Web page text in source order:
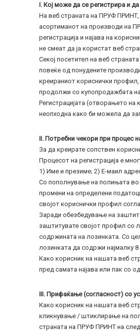
I. Кој може да се регистрира и
На веб страната на ПРУФ ПРИНТ,
асортиманот на производи на
регистрација и најава на
не смеат да ја користат веб
Секој посетител на веб
повеќе од понудените
креираниот кориснички
продолжи со купопродажбата
Регистрацијата (отворањето на
неопходна како би можела да
II. Потребни чекори при процес
За да креирате сопствен
Процесот на регистрација е
1) Име и презиме; 2) Е-маил
Со пополнување на полињата во
промени на определени
својот кориснички профил
Заради обезбедување на
заштитувате својот профил со
содржината на лозинката. Со
лозинката да содржи најмалку
Како корисник на нашата веб
пред самата најава или пак со
III. Прифаќање (согласност) со
Како корисник на нашата веб
кликнување / штиклирање на
страната на ПРУФ ПРИНТ на